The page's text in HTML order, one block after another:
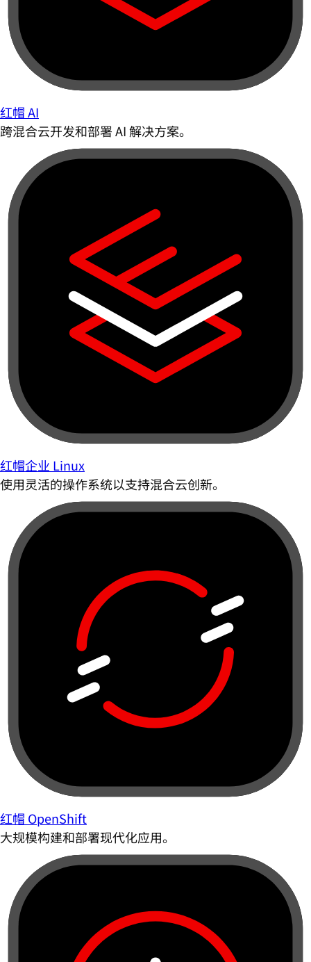
红帽 AI
跨混合云开发和部署 AI 解决方案。
红帽企业 Linux
使用灵活的操作系统以支持混合云创新。
红帽 OpenShift
大规模构建和部署现代化应用。